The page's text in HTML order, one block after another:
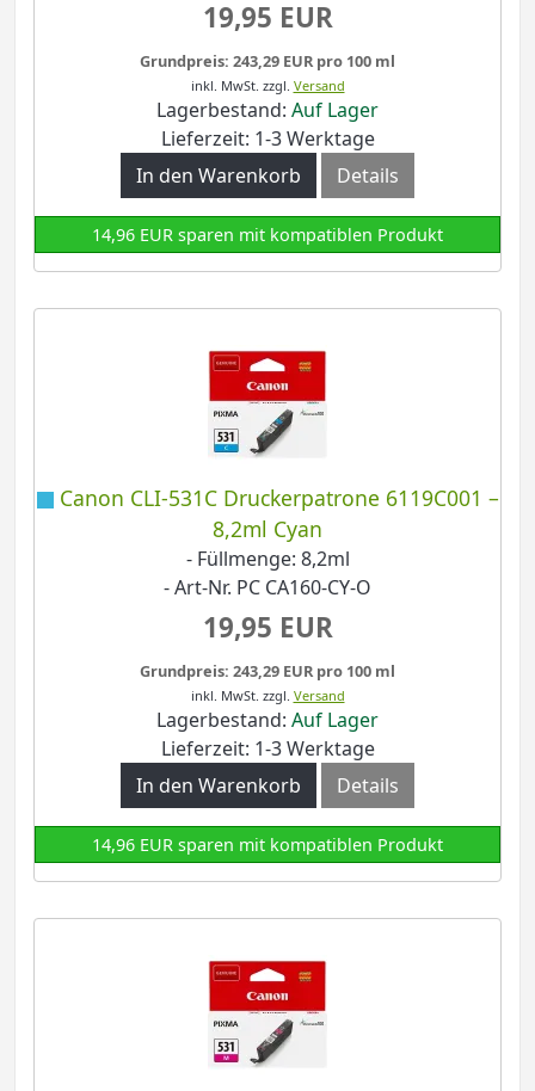
19,95 EUR
Grundpreis: 243,29 EUR pro 100 ml
inkl. MwSt. zzgl. Versand
Lagerbestand: Auf Lager
Lieferzeit: 1-3 Werktage
In den Warenkorb
Details
14,96 EUR sparen mit kompatiblen Produkt
Canon CLI-531C Druckerpatrone 6119C001 –
8,2ml Cyan
- Füllmenge: 8,2ml
- Art-Nr. PC CA160-CY-O
19,95 EUR
Grundpreis: 243,29 EUR pro 100 ml
inkl. MwSt. zzgl. Versand
Lagerbestand: Auf Lager
Lieferzeit: 1-3 Werktage
In den Warenkorb
Details
14,96 EUR sparen mit kompatiblen Produkt